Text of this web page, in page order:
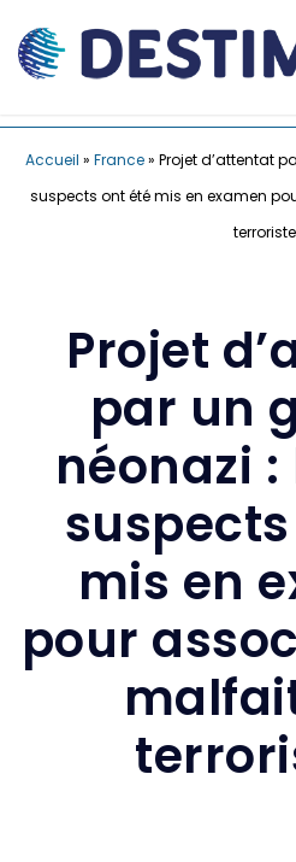
Accueil » France» Projet d’attentat
suspects ont été mis en examen
Projet
par un
néonazi
mis en
pour